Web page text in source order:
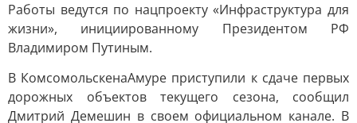
Работы ведутся по нацпроекту «Инфраструктура для
жизни», инициированному Президентом РФ
Владимиром Путиным.
В КомсомольскенаАмуре приступили к сдаче первых
дорожных объектов текущего сезона, сообщил
Дмитрий Демешин в своем официальном канале. В